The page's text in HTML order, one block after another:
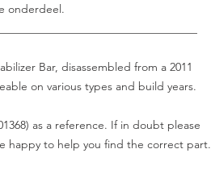
onderdeel.
Bar, disassembled from a 2011
on various types and build years.
as a reference. If in doubt please
happy to help you find the correct part.